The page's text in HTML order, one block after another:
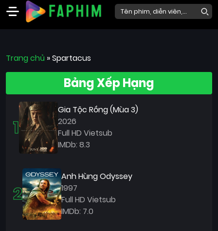
Phim
Mới
Lẻ
Phim
Bộ
Phim
Rạp
Thể
loại
Trang chủ »Spartacus
Bảng Xếp Hạng
1
Gia Tộc Rồng (Mùa 3)
2026
Full HD Vietsub
IMDb: 8.3
2
Anh Hùng Odyssey
1997
Full HD Vietsub
IMDb: 7.0